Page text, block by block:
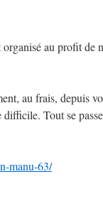
au profit de
au frais, depuis
Tout se
manu-63/